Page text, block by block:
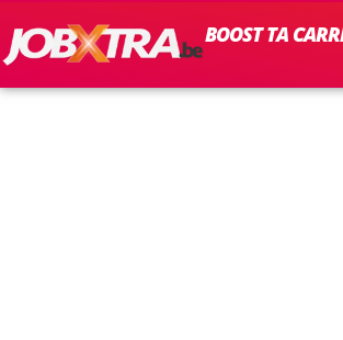
BOOST TA